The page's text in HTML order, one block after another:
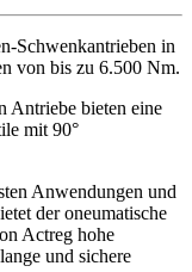
Schwenkantrieben in
von bis zu 6.500 Nm.
Antriebe bieten eine
mit 90°
Anwendungen und
der oneumatische
Actreg hohe
und sichere